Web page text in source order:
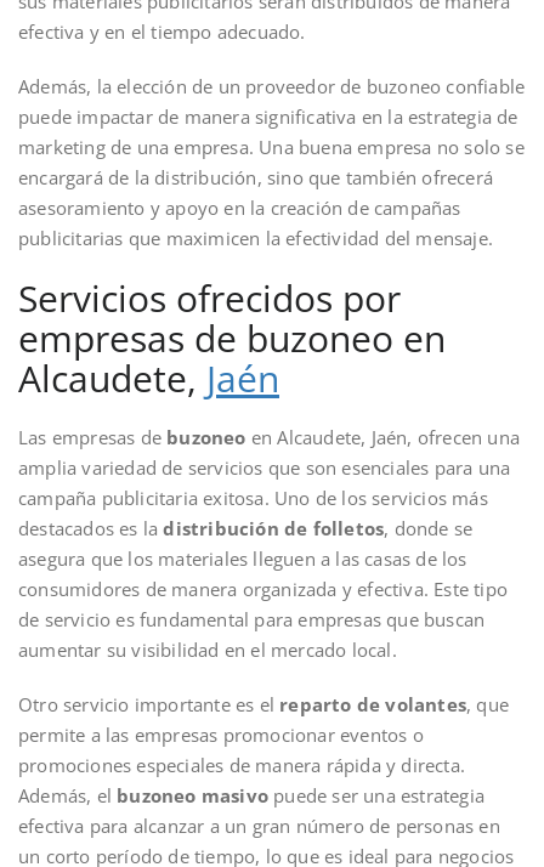
efectiva y en el tiempo adecuado.
Además, la elección de un proveedor de buzoneo confiable
puede impactar de manera significativa en la estrategia de
marketing de una empresa. Una buena empresa no solo se
encargará de la distribución, sino que también ofrecerá
asesoramiento y apoyo en la creación de campañas
publicitarias que maximicen la efectividad del mensaje.
Servicios ofrecidos por
empresas de buzoneo en
Alcaudete, Jaén
Las empresas de buzoneo en Alcaudete, Jaén, ofrecen una
amplia variedad de servicios que son esenciales para una
campaña publicitaria exitosa. Uno de los servicios más
destacados es ladistribución de folletos, donde se
asegura que los materiales lleguen a las casas de los
consumidores de manera organizada y efectiva. Este tipo
de servicio es fundamental para empresas que buscan
aumentar su visibilidad en el mercado local.
Otro servicio importante es el reparto de volantes, que
permite a las empresas promocionar eventos o
promociones especiales de manera rápida y directa.
Además, el buzoneo masivo puede ser una estrategia
efectiva para alcanzar a un gran número de personas en
un corto período de tiempo, lo que es ideal para negocios